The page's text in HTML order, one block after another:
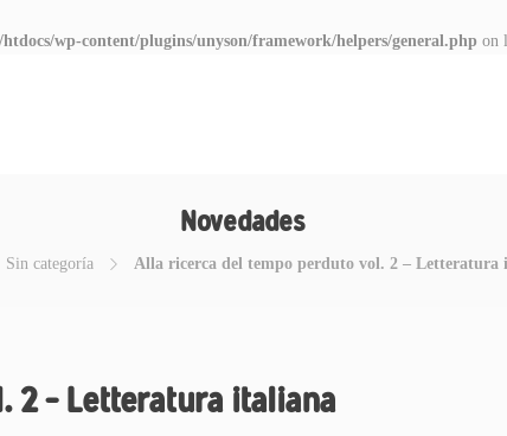
wp-content/plugins/unyson/framework/helpers/general.php on
Novedades
Sin categoría Alla ricerca del tempo perduto vol. 2 – Letteratura
2 – Letteratura italiana